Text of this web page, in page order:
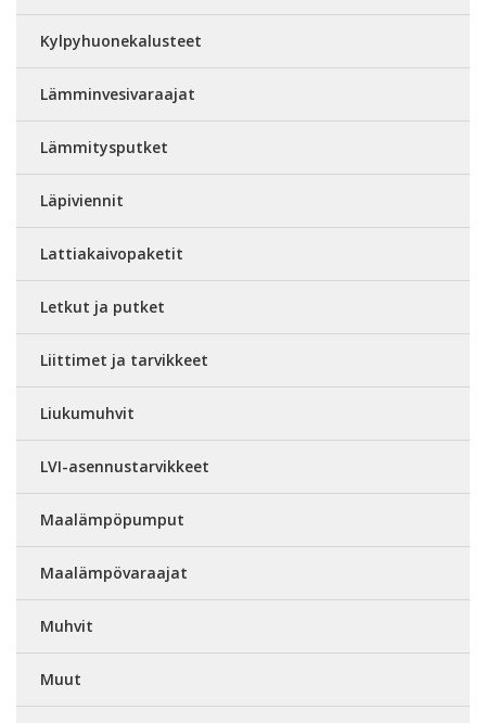
Kylpyhuonekalusteet
Lämminvesivaraajat
Lämmitysputket
Läpiviennit
Lattiakaivopaketit
Letkut ja putket
Liittimet ja tarvikkeet
Liukumuhvit
LVI-asennustarvikkeet
Maalämpöpumput
Maalämpövaraajat
Muhvit
Muut